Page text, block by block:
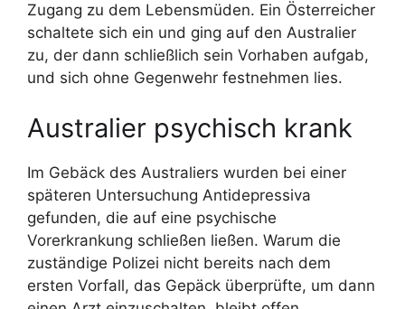
Zugang zu dem Lebensmüden. Ein Österreicher
schaltete sich ein und ging auf den Australier
zu, der dann schließlich sein Vorhaben aufgab,
und sich ohne Gegenwehr festnehmen lies.
Australier psychisch krank
Im Gebäck des Australiers wurden bei einer
späteren Untersuchung Antidepressiva
gefunden, die auf eine psychische
Vorerkrankung schließen ließen. Warum die
zuständige Polizei nicht bereits nach dem
ersten Vorfall, das Gepäck überprüfte, um dann